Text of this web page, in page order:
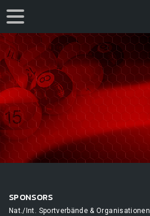
SPONSORS
Nat./Int. Sportverbände & Organisationen